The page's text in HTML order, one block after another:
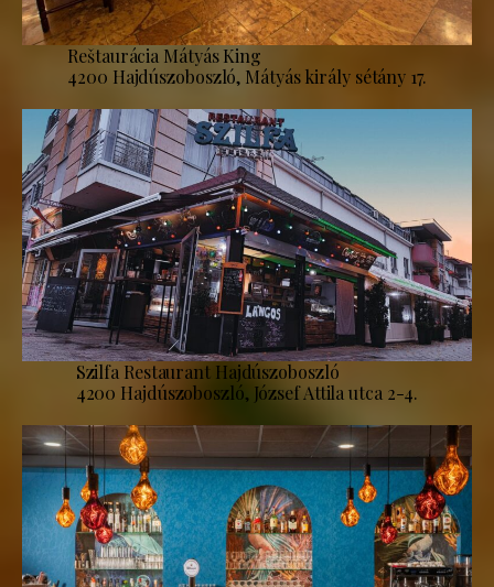
Reštaurácia Mátyás King
4200 Hajdúszoboszló, Mátyás király sétány 17.
Szilfa Restaurant Hajdúszoboszló
4200 Hajdúszoboszló, József Attila utca 2-4.